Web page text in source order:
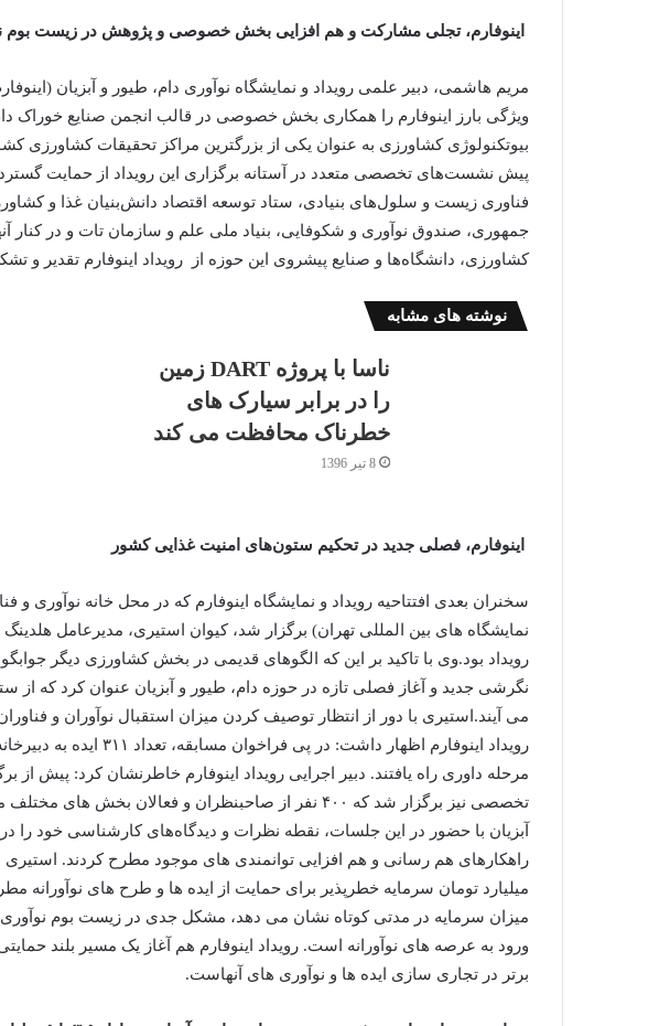
اینوفارم، تجلی مشارکت و هم افزایی بخش‌ خصوصی و پژوهش در زیست بوم
مریم هاشمی، دبیر علمی رویداد و نمایشگاه نوآوری دام، طیور و آبزیان
ویژگی بارز اینوفارم را همکاری بخش خصوصی در قالب انجمن صنایع خوراک
بیوتکنولوژی کشاورزی به عنوان یکی از بزرگترین مراکز تحقیقات کشاورزی
پیش نشست‌های تخصصی متعدد در آستانه برگزاری این رویداد از حمایت
فناوری زیست و سلول‌های بنیادی، ستاد توسعه اقتصاد دانش‌بنیان غذا و
جمهوری، صندوق نوآوری و شکوفایی، بنیاد ملی علم و سازمان تات و در کنار
کشاورزی، دانشگاه‌ها و صنایع پیشروی این حوزه از رویداد اینوفارم تقدیر و
نوشته های مشابه
ناسا با پروژه DART زمین
را در برابر سیارک های
خطرناک محافظت می کند
8 تیر 1396
اینوفارم، فصلی جدید در تحکیم ستون‌های امنیت غذایی کشور
نمایشگاه های بين ‌المللی تهران) برگزار شد، کیوان استیری، مدیرعامل
رویداد بود.وی با تاکید بر این که الگوهای قدیمی در بخش کشاورزی دیگر جوابگو
نگرشی جدید و آغاز فصلی تازه در حوزه دام، طیور و آبزیان عنوان کرد که از
می آیند‌.استیری با دور از انتظار توصیف کردن میزان استقبال نوآوران و
تخصصی نیز برگزار شد که ۴۰۰ نفر از صاحبنظران و فعالان
آبزیان با حضور در این جلسات، نقطه نظرات و دیدگاه‌های کارشناسی خود را
میلیارد تومان سرمایه خطرپذیر برای حمایت از ایده ها و طرح های نوآورانه
میزان سرمایه در مدتی کوتاه نشان می دهد، مشکل جدی در زیست بوم
ورود به عرصه های نوآورانه است. رویداد اینوفارم هم آغاز یک مسیر بلند
برتر در تجاری سازی ایده ها و نوآوری های آنهاست.